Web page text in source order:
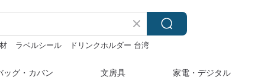
ラベルシール
ドリンクホルダー 台湾
ッグ・カバン 文房具 家電・デジタル